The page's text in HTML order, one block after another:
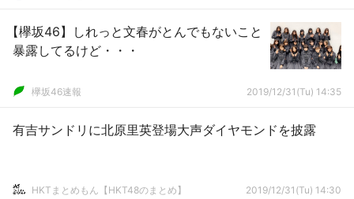
【欅坂46】しれっと文春がとんでもないこと
暴露してるけど・・・
欅坂46速報 2019/12/31(Tu) 14:35
有吉サンドリに北原里英登場大声ダイヤモンドを披露
HKTまとめもん【HKT48のまとめ】 2019/12/31(Tu) 14:30